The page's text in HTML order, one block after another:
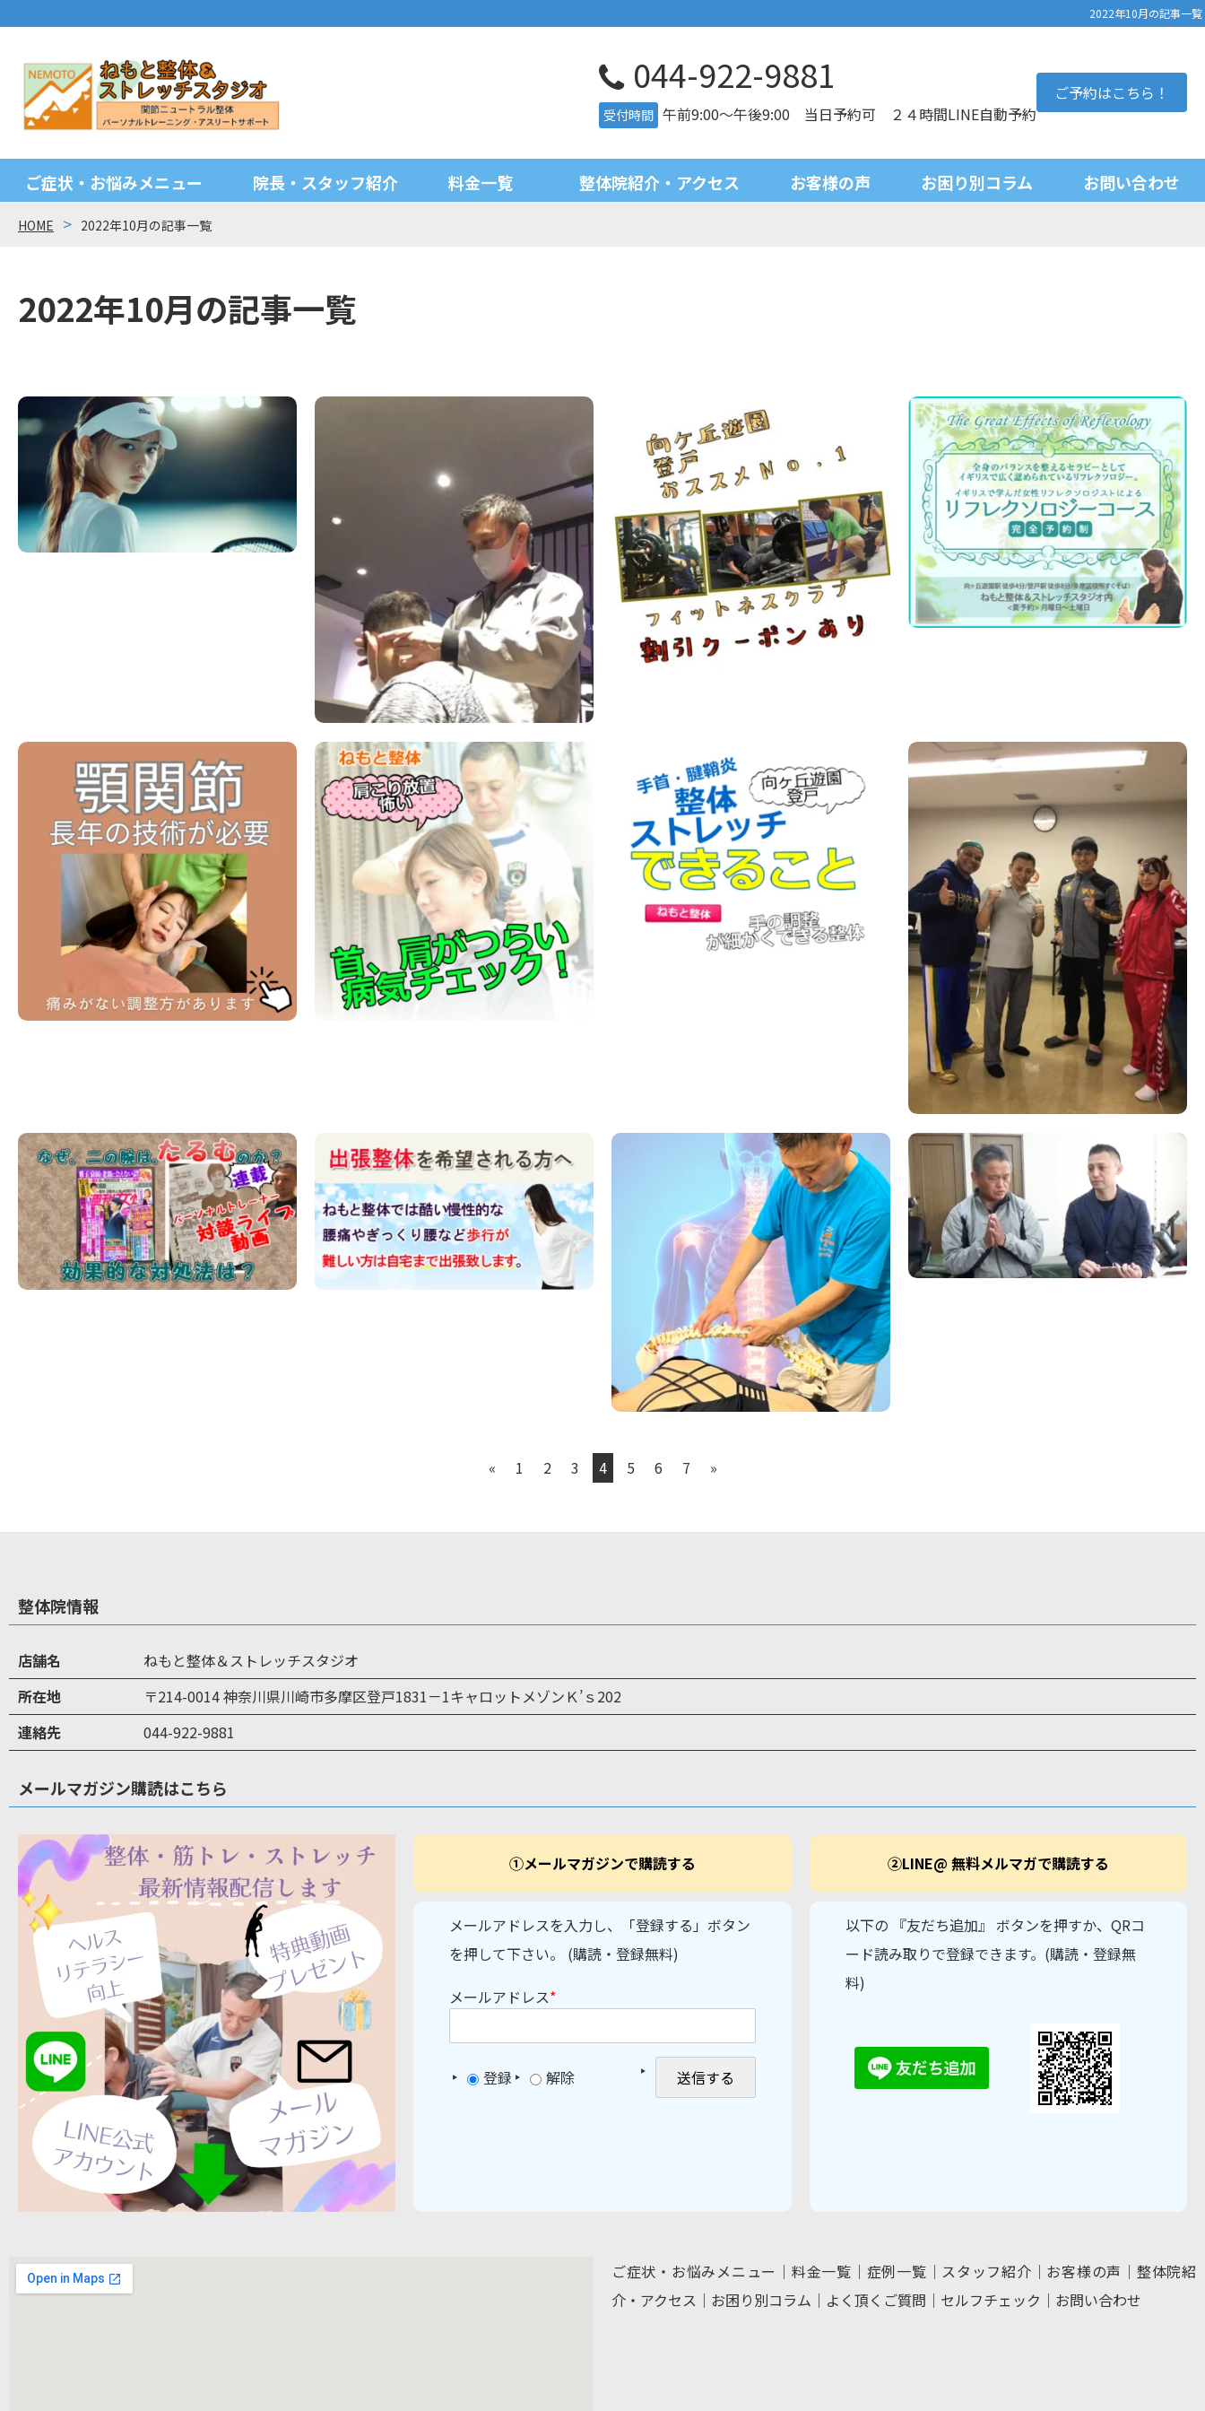
2022年10月の記事一覧
044-922-9881
受付時間 午前9:00～午後9:00 当日予約可 ２４時間LINE自動予約
ご予約はこちら！
ご症状・お悩みメニュー 院長・スタッフ紹介 料金一覧 整体院紹介・アクセス お客様の声 お困り別コラム お問い合わせ
2022年10月の記事一覧
HOME 2022年10月の記事一覧
« 1 2 3 4 5 6 7 »
整体院情報
店舗名
ねもと整体＆ストレッチスタジオ
所在地
〒214-0014 神奈川県川崎市多摩区登戸1831－1キャロットメゾンＫ’ｓ202
連絡先
044-922-9881
メールマガジン購読はこちら
①メールマガジンで購読する
メールアドレスを入力し、「登録する」ボタン
を押して下さい。 (購読・登録無料)
メールアドレス*
登録 解除
②LINE@ 無料メルマガで購読する
以下の 『友だち追加』 ボタンを押すか、QRコ
ード読み取りで登録できます。(購読・登録無
料)
ご症状・お悩みメニュー ｜ 料金一覧 ｜ 症例一覧 ｜ スタッフ紹介 ｜ お客様の声 ｜ 整体院紹
介・アクセス ｜ お困り別コラム ｜ よく頂くご質問 ｜ セルフチェック ｜ お問い合わせ